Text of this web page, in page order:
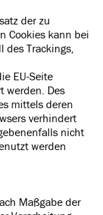
der zu
Cookies kann bei
des Trackings,
EU-Seite
werden. Des
mittels deren
verhindert
nicht
werden
Maßgabe der